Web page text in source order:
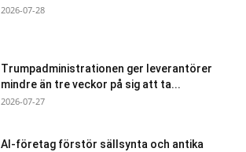
2026-07-28
Trumpadministrationen ger leverantörer
mindre än tre veckor på sig att ta...
2026-07-27
AI-företag förstör sällsynta och antika